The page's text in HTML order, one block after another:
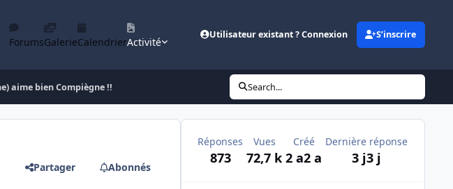
ForumsGalerieCalendrierActivité
Utilisateur existant ? Connexion S’inscrire
aime bien Compiègne !! Search...
Partager Abonnés
Réponses
873
Vues
72,7 k
Créé
2 a2 a
Dernière réponse
3 j3 j